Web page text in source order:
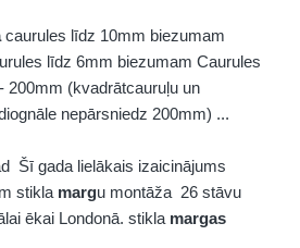
caurules līdz 10mm biezumam
līdz 6mm biezumam Caurules
200mm (kvadrātcauruļu un
nepārsniedz 200mm) ...
Šī gada lielākais izaicinājums
stikla margu montāža 26 stāvu
ēkai Londonā. stikla margas